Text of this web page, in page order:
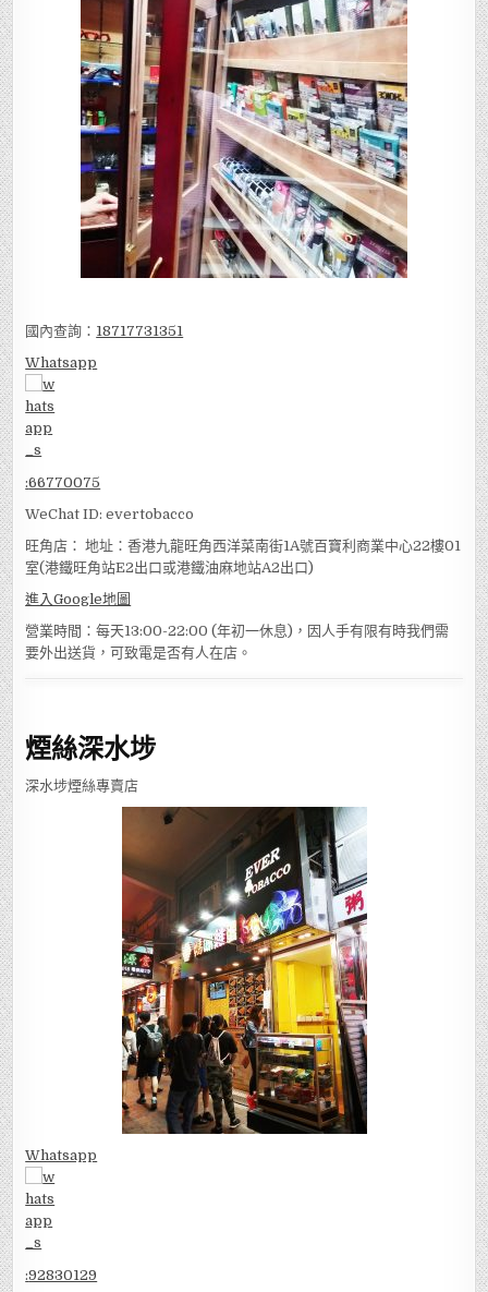
國內查詢： 18717731351
Whatsapp
:66770075
WeChat ID: evertobacco
旺角店： 地址：香港九龍旺角西洋菜南街1A號百寶利商業中心22樓01
室(港鐵旺角站E2出口或港鐵油麻地站A2出口)
進入Google地圖
營業時間：每天13:00-22:00 (年初一休息)，因人手有限有時我們需
要外出送貨，可致電是否有人在店。
煙絲深水埗
深水埗煙絲專賣店
Whatsapp
:92830129